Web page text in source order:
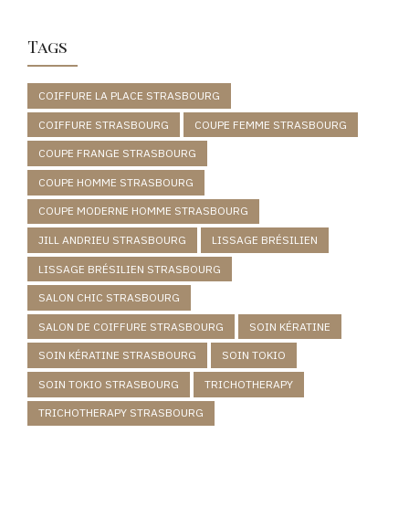
Tags
COIFFURE LA PLACE STRASBOURG
COIFFURE STRASBOURG COUPE FEMME STRASBOURG
COUPE FRANGE STRASBOURG
COUPE HOMME STRASBOURG
COUPE MODERNE HOMME STRASBOURG
JILL ANDRIEU STRASBOURG LISSAGE BRÉSILIEN
LISSAGE BRÉSILIEN STRASBOURG
SALON CHIC STRASBOURG
SALON DE COIFFURE STRASBOURG SOIN KÉRATINE
SOIN KÉRATINE STRASBOURG SOIN TOKIO
SOIN TOKIO STRASBOURG TRICHOTHERAPY
TRICHOTHERAPY STRASBOURG